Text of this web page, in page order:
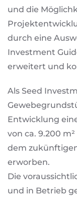
und die
durch eine
Investment
erweitert und
Als Seed
Entwicklung
von ca. 9.200
dem
erworben.
Die
und in Betrieb